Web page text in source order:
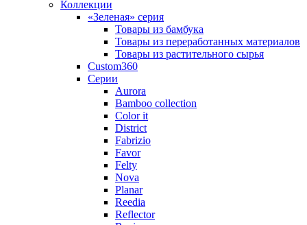
Коллекции
«Зеленая» серия
Товары из бамбука
Товары из переработанных материалов
Товары из растительного сырья
Custom360
Серии
Aurora
Bamboo collection
Color it
District
Fabrizio
Favor
Felty
Nova
Planar
Reedia
Reflector